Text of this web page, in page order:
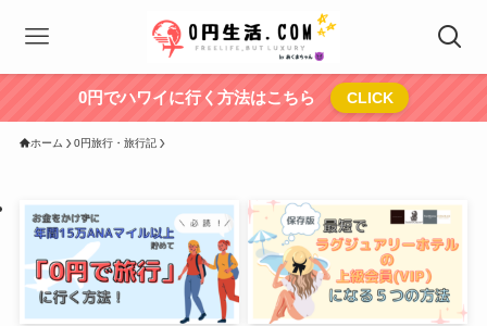
0円でハワイに行く方法はこちら CLICK
ホーム 0円旅行・旅行記